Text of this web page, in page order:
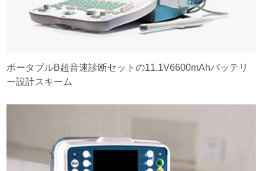
ポータブルB超音速診断セットの11.1V6600mAhバッテリ
ー設計スキーム